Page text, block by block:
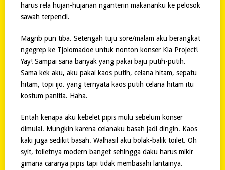
harus rela hujan-hujanan nganterin makananku ke pelosok
sawah terpencil.
Magrib pun tiba. Setengah tuju sore/malam aku berangkat
ngegrep ke Tjolomadoe untuk nonton konser Kla Project!
Yay! Sampai sana banyak yang pakai baju putih-putih.
Sama kek aku, aku pakai kaos putih, celana hitam, sepatu
hitam, topi ijo. yang ternyata kaos putih celana hitam itu
kostum panitia. Haha.
Entah kenapa aku kebelet pipis mulu sebelum konser
dimulai. Mungkin karena celanaku basah jadi dingin. Kaos
kaki juga sedikit basah. Walhasil aku bolak-balik toilet. Oh
syit, toiletnya modern banget sehingga daku harus mikir
gimana caranya pipis tapi tidak membasahi lantainya.